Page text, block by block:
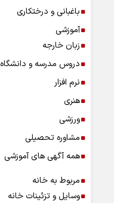
باغبانی و درختکاری
آموزشی
زبان خارجه
دروس مدرسه و دانشگاه
نرم افزار
هنری
ورزشی
مشاوره تحصیلی
همه آگهی های آموزشی
مربوط به خانه
وسایل و تزئینات خانه